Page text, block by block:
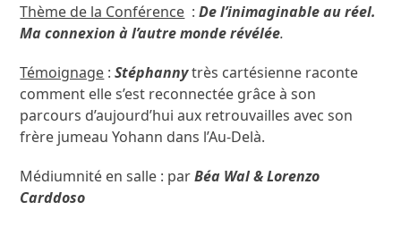
Thème de la Conférence :De l’inimaginable au réel.
Ma connexion à l’autre monde révélée.
Témoignage :Stéphannytrès cartésienne raconte
comment elle s’est reconnectée grâce à son
parcours d’aujourd’hui aux retrouvailles avec son
frère jumeauYohann dans l’Au-Delà.
Médiumnité en salle : parBéa Wal & Lorenzo
Carddoso